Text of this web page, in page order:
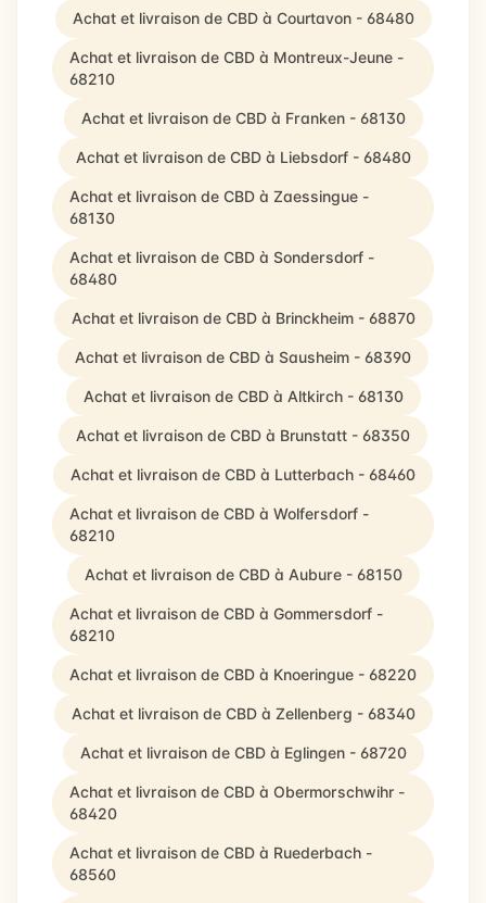
Achat et livraison de CBD à Courtavon - 68480
Achat et livraison de CBD à Montreux-Jeune -
68210
Achat et livraison de CBD à Franken - 68130
Achat et livraison de CBD à Liebsdorf - 68480
Achat et livraison de CBD à Zaessingue -
68130
Achat et livraison de CBD à Sondersdorf -
68480
Achat et livraison de CBD à Brinckheim - 68870
Achat et livraison de CBD à Sausheim - 68390
Achat et livraison de CBD à Altkirch - 68130
Achat et livraison de CBD à Brunstatt - 68350
Achat et livraison de CBD à Lutterbach - 68460
Achat et livraison de CBD à Wolfersdorf -
68210
Achat et livraison de CBD à Aubure - 68150
Achat et livraison de CBD à Gommersdorf -
68210
Achat et livraison de CBD à Knoeringue - 68220
Achat et livraison de CBD à Zellenberg - 68340
Achat et livraison de CBD à Eglingen - 68720
Achat et livraison de CBD à Obermorschwihr -
68420
Achat et livraison de CBD à Ruederbach -
68560